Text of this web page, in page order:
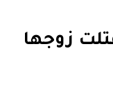
زوجها